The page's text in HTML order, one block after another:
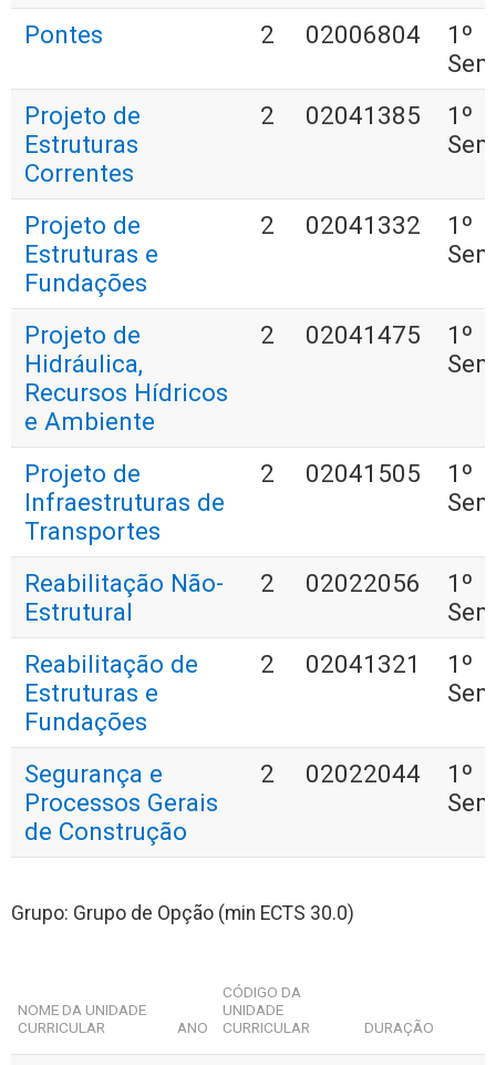
Pontes
2 02006804
1º
Projeto de
Estruturas
Correntes
2 02041385
1º
Projeto de
Estruturas e
Fundações
2 02041332
1º
Projeto de
Hidráulica,
Recursos Hídricos
e Ambiente
2 02041475
1º
Projeto de
Infraestruturas de
Transportes
2 02041505
1º
Reabilitação Não-
Estrutural
2 02022056
1º
Reabilitação de
Estruturas e
Fundações
2 02041321
1º
Segurança e
Processos Gerais
de Construção
2 02022044
1º
Grupo: Grupo de Opção (min ECTS 30.0)
NOME DA UNIDADE
CURRICULAR
ANO
CÓDIGO DA
UNIDADE
CURRICULAR
DURAÇÃO